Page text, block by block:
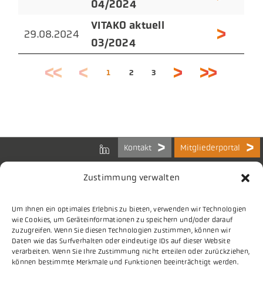
Zustimmung verwalten
Um Ihnen ein optimales Erlebnis zu bieten, verwenden wir Technologien
wie Cookies, um Geräteinformationen zu speichern und/oder darauf
zuzugreifen. Wenn Sie diesen Technologien zustimmen, können wir
Daten wie das Surfverhalten oder eindeutige IDs auf dieser Website
verarbeiten. Wenn Sie Ihre Zustimmung nicht erteilen oder zurückziehen,
können bestimmte Merkmale und Funktionen beeinträchtigt werden.
04/2024
29.08.2024
VITAKO aktuell
03/2024
1 2 3
Kontakt Mitgliederportal
Bundes-Arbeitsgemeinschaft
der Kommunalen IT-Dienstleister e.V.
Charlottenstraße 65
10117 Berlin